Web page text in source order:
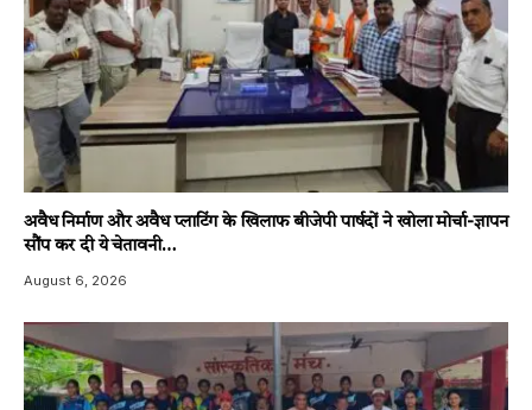
अवैध निर्माण और अवैध प्लाटिंग के खिलाफ बीजेपी पार्षदों ने खोला मोर्चा-ज्ञापन
सौंप कर दी ये चेतावनी…
August 6, 2026